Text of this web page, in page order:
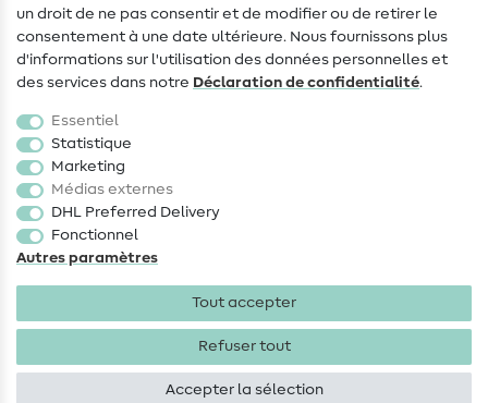
Droit de rétractation
Populaire
Accessoires de couture
Promotions
un droit de ne pas consentir et de modifier ou de retirer le
consentement à une date ultérieure. Nous fournissons plus
d'informations sur l'utilisation des données personnelles et
des services dans notre Déclaration de confidentialité.
Essentiel
Statistique
Marketing
Médias externes
DHL Preferred Delivery
Fonctionnel
Autres paramètres
Tout accepter
Refuser tout
Accepter la sélection
Mentions légales Protection des données CGV
Droit
Droits d'auteur 2026 SewIY GmbH